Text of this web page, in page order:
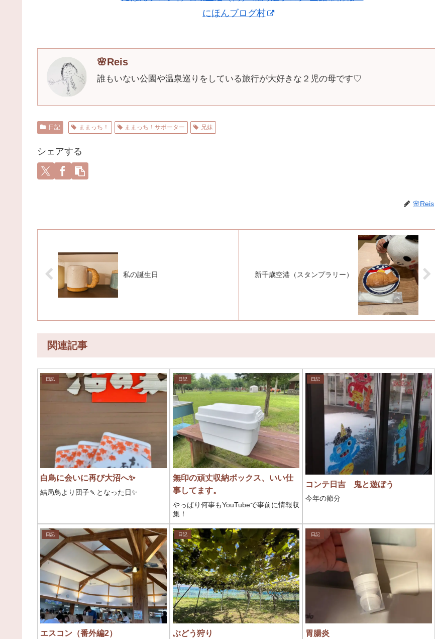
にほんブログ村
🌸Reis
誰もいない公園や温泉巡りをしている旅行が大好きな２児の母です♡
日記 ままっち！ ままっち！サポーター 兄妹
シェアする
🌸Reis
私の誕生日 新千歳空港（スタンプラリー）
関連記事
日記
白鳥に会いに再び大沼へ✨
結局鳥より団子🍡となった日✨
日記
無印の頑丈収納ボックス、いい仕
事してます。
やっぱり何事もYouTubeで事前に情報収
集！
日記
コンテ日吉 鬼と遊ぼう
今年の節分
日記
エスコン（番外編2）
日記
ぶどう狩り
日記
胃腸炎